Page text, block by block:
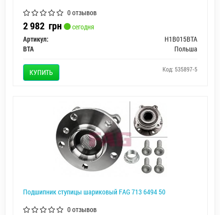
0 отзывов
2 982 грн
сегодня
Артикул:
H1B015BTA
BTA
Польша
КУПИТЬ Код: 535897-5
Подшипник ступицы шариковый FAG 713 6494 50
0 отзывов